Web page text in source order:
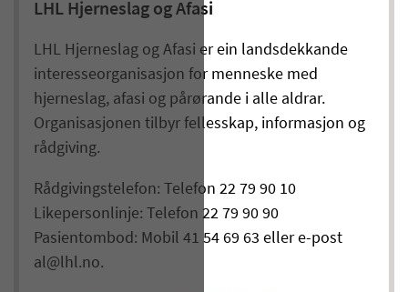
LHL Hjerneslag og Afasi
LHL Hjerneslag og Afasi er ein landsdekkande
interesseorganisasjon for menneske med
hjerneslag, afasi og pårørande i alle aldrar.
Organisasjonen tilbyr fellesskap, informasjon og
rådgiving.
Rådgivingstelefon: Telefon 22 79 90 10
Likepersonlinje: Telefon 22 79 90 90
Pasientombod: Mobil 41 54 69 63 eller e-post
al@lhl.no.